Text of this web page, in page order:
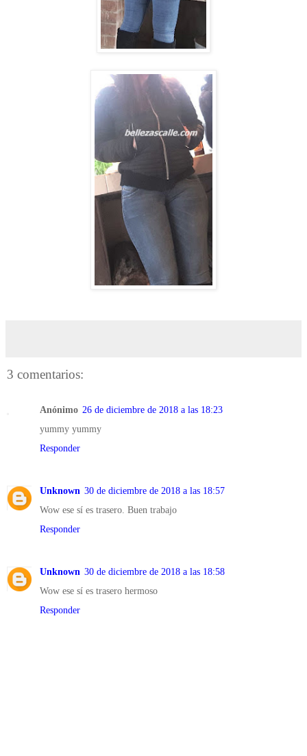
3 comentarios:
Anónimo 26 de diciembre de 2018 a las 18:23
yummy yummy
Responder
Unknown 30 de diciembre de 2018 a las 18:57
Wow ese sí es trasero. Buen trabajo
Responder
Unknown 30 de diciembre de 2018 a las 18:58
Wow ese sí es trasero hermoso
Responder